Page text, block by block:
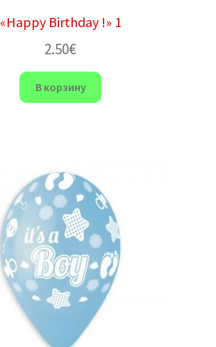
«Happy Birthday !» 1
2.50€
В корзину